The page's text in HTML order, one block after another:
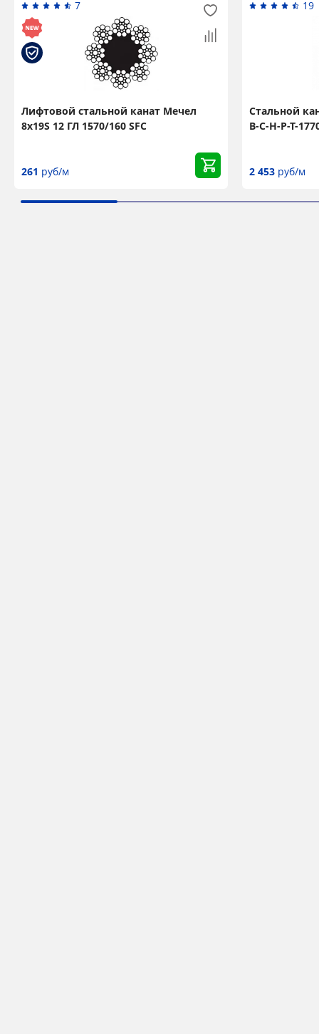
7
Лифтовой стальной канат Мечел
8x19S 12 ГЛ 1570/160 SFC
261 руб/м
19
Стальной
В-С-Н-Р-Т-
2 453 руб/м